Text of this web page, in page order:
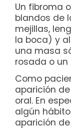
Un fibroma
blandos de
mejillas,
la boca) y
una masa
rosada o
Como
aparición
oral. En
algún
aparición